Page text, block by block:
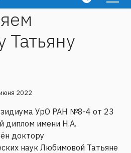
2022
УрО РАН №8-4 от 23
диплом имени Н.А.
доктору
наук Любимовой Татьяне